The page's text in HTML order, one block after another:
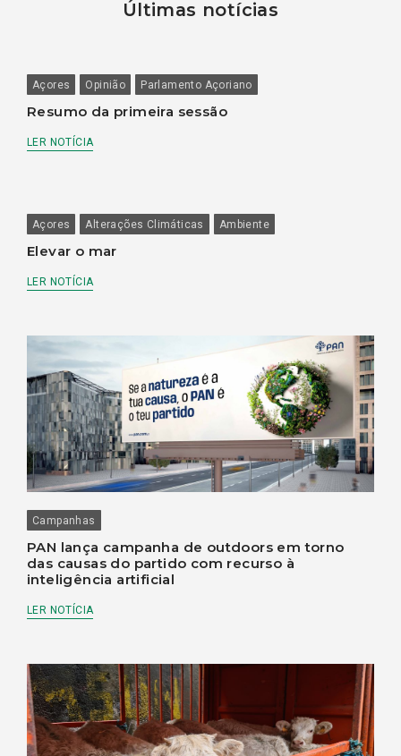
Últimas notícias
Açores Opinião Parlamento Açoriano
Resumo da primeira sessão
LER NOTÍCIA
Açores Alterações Climáticas Ambiente
Elevar o mar
LER NOTÍCIA
Campanhas
PAN lança campanha de outdoors em torno
das causas do partido com recurso à
inteligência artificial
LER NOTÍCIA